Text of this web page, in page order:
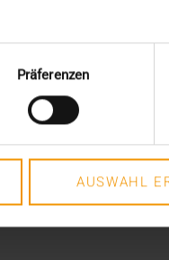
Präferenzen
AUSWAHL